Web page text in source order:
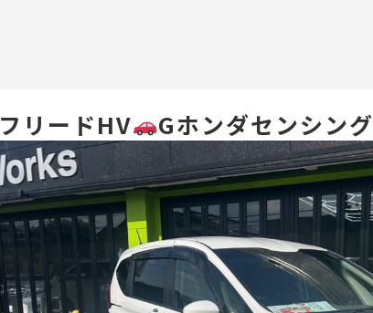
フリードHV Gホンダセンシング